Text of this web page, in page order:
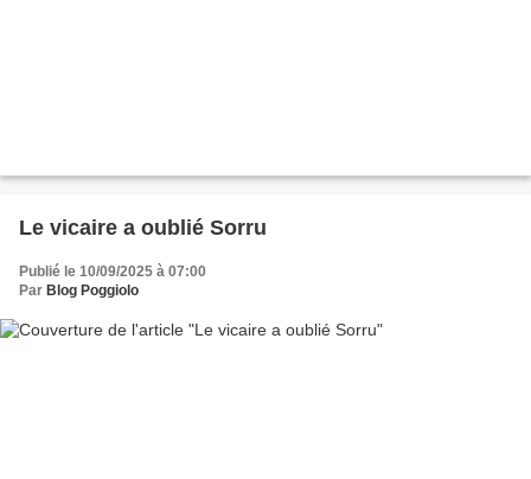
Le vicaire a oublié Sorru
Publié le 10/09/2025 à 07:00
Par Blog Poggiolo